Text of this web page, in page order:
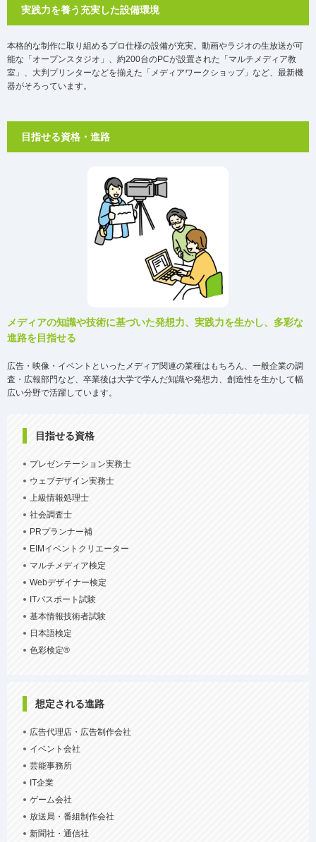
実践力を養う充実した設備環境
本格的な制作に取り組めるプロ仕様の設備が充実。動画やラジオの生放送が可
能な「オープンスタジオ」、約200台のPCが設置された「マルチメディア教
室」、大判プリンターなどを揃えた「メディアワークショップ」など、最新機
器がそろっています。
目指せる資格・進路
メディアの知識や技術に基づいた発想力、実践力を生かし、 多彩な
進路を目指せる
広告・映像・イベントといったメディア関連の業種はもちろん、一般企業の調
査・広報部門など、卒業後は大学で学んだ知識や発想力、創造性を生かして幅
広い分野で活躍しています。
目指せる資格
プレゼンテーション実務士
ウェブデザイン実務士
上級情報処理士
社会調査士
PRプランナー補
EIMイベントクリエーター
マルチメディア検定
Webデザイナー検定
ITパスポート試験
基本情報技術者試験
日本語検定
色彩検定®
想定される進路
広告代理店・広告制作会社
イベント会社
芸能事務所
IT企業
ゲーム会社
放送局・番組制作会社
新聞社・通信社